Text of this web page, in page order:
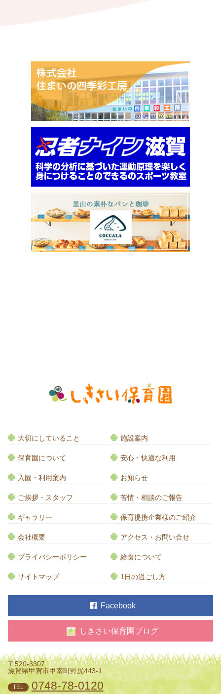
大切にしていること 施設案内
保育園について 安心・快適な利用
入園・利用案内 お知らせ
ご挨拶・スタッフ 苦情・相談のご報告
ギャラリー 保育提携企業様のご紹介
会社概要 アクセス・お問い合せ
プライバシーポリシー 給食について
サイトマップ 1日の過ごし方
Facebook
しきさい保育園ブログ
〒520-3307
滋賀県甲賀市甲南町野尻443-1
TEL 0748-78-0120